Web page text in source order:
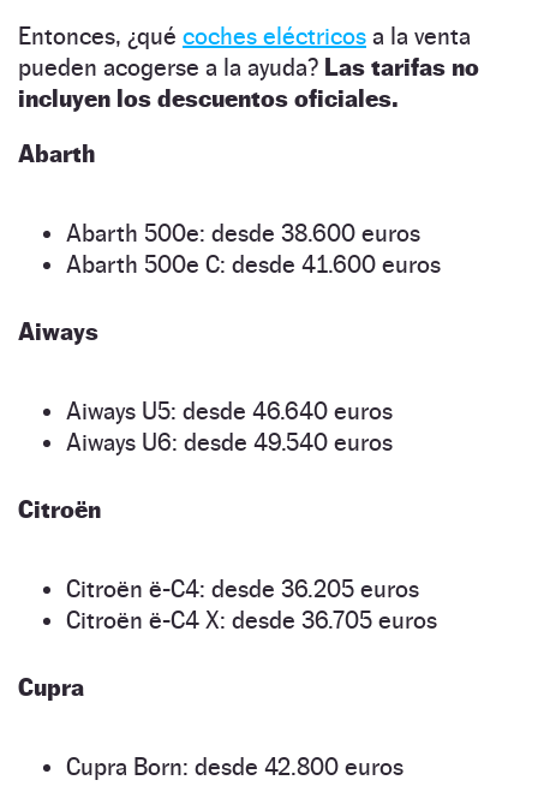
Entonces, ¿qué coches eléctricos a la venta
pueden acogerse a la ayuda? Las tarifas no
incluyen los descuentos oficiales.
Abarth
Abarth 500e: desde 38.600 euros
Abarth 500e C: desde 41.600 euros
Aiways
Aiways U5: desde 46.640 euros
Aiways U6: desde 49.540 euros
Citroën
Citroën ë-C4: desde 36.205 euros
Citroën ë-C4 X: desde 36.705 euros
Cupra
Cupra Born: desde 42.800 euros